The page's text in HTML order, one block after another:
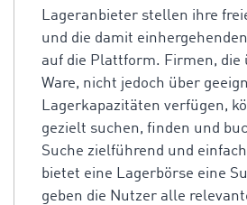
Lageranbieter stellen ihre
und die damit
auf die Plattform. Firmen, die
Ware, nicht jedoch über
Lagerkapazitäten verfügen,
gezielt suchen, finden und
Suche zielführend und
bietet eine Lagerbörse eine
geben die Nutzer alle